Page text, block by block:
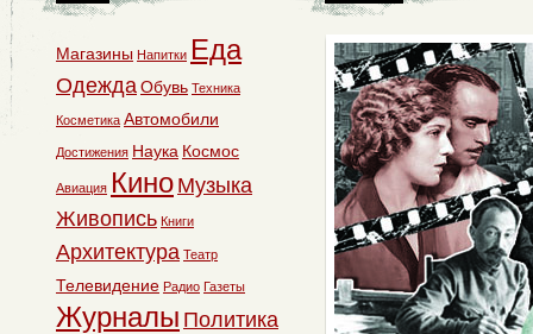
Магазины Напитки Еда
ОдеждаОбувь Техника
Косметика Автомобили
Достижения Наука Космос
Авиация Кино Музыка
Живопись Книги
Архитектура Театр
Телевидение Радио Газеты
Журналы Политика